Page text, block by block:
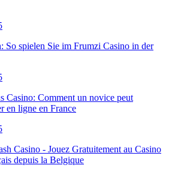
So spielen Sie im Frumzi Casino in der
Casino: Comment un novice peut
en ligne en France
Casino - Jouez Gratuitement au Casino
depuis la Belgique